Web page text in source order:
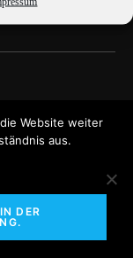
Website weiter
aus.
DER